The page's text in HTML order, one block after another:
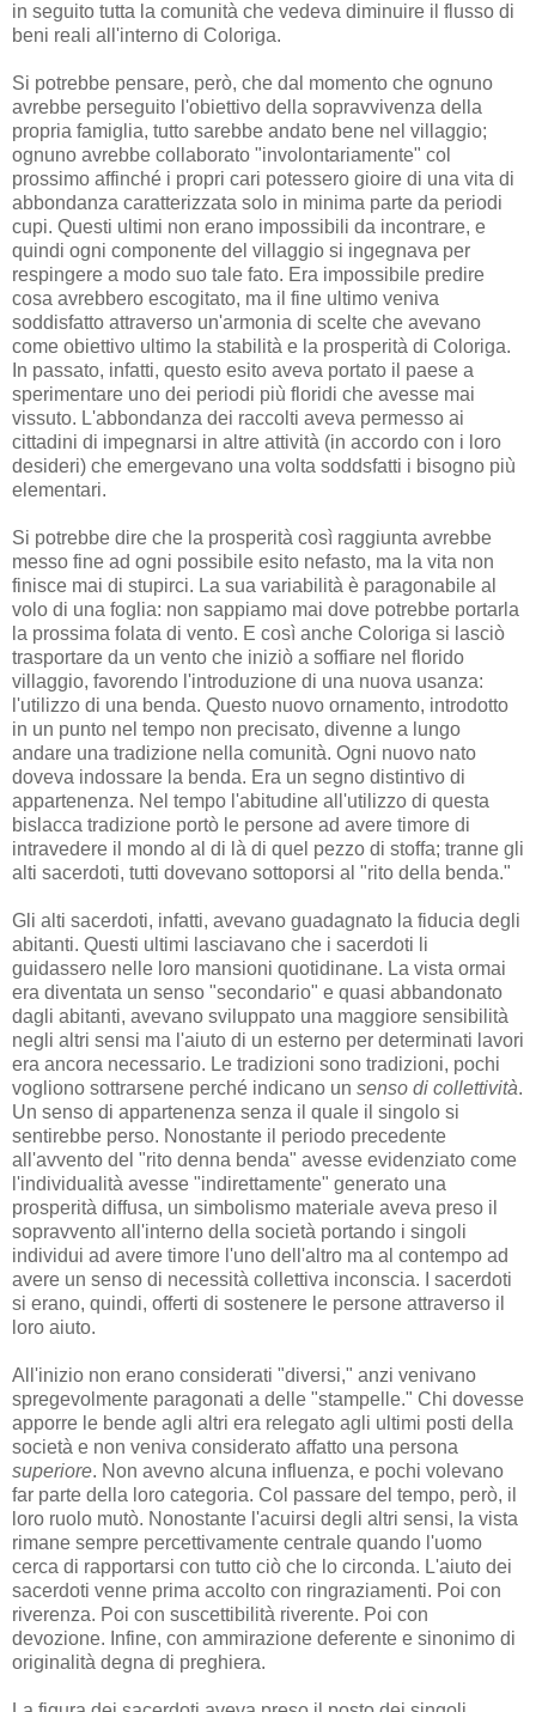
in seguito tutta la comunità che vedeva diminuire il flusso di
beni reali all'interno di Coloriga.
Si potrebbe pensare, però, che dal momento che ognuno
avrebbe perseguito l'obiettivo della sopravvivenza della
propria famiglia, tutto sarebbe andato bene nel villaggio;
ognuno avrebbe collaborato "involontariamente" col
prossimo affinché i propri cari potessero gioire di una vita di
abbondanza caratterizzata solo in minima parte da periodi
cupi. Questi ultimi non erano impossibili da incontrare, e
quindi ogni componente del villaggio si ingegnava per
respingere a modo suo tale fato. Era impossibile predire
cosa avrebbero escogitato, ma il fine ultimo veniva
soddisfatto attraverso un'armonia di scelte che avevano
come obiettivo ultimo la stabilità e la prosperità di Coloriga.
In passato, infatti, questo esito aveva portato il paese a
sperimentare uno dei periodi più floridi che avesse mai
vissuto. L'abbondanza dei raccolti aveva permesso ai
cittadini di impegnarsi in altre attività (in accordo con i loro
desideri) che emergevano una volta soddsfatti i bisogno più
elementari.
Si potrebbe dire che la prosperità così raggiunta avrebbe
messo fine ad ogni possibile esito nefasto, ma la vita non
finisce mai di stupirci. La sua variabilità è paragonabile al
volo di una foglia: non sappiamo mai dove potrebbe portarla
la prossima folata di vento. E così anche Coloriga si lasciò
trasportare da un vento che iniziò a soffiare nel florido
villaggio, favorendo l'introduzione di una nuova usanza:
l'utilizzo di una benda. Questo nuovo ornamento, introdotto
in un punto nel tempo non precisato, divenne a lungo
andare una tradizione nella comunità. Ogni nuovo nato
doveva indossare la benda. Era un segno distintivo di
appartenenza. Nel tempo l'abitudine all'utilizzo di questa
bislacca tradizione portò le persone ad avere timore di
intravedere il mondo al di là di quel pezzo di stoffa; tranne gli
alti sacerdoti, tutti dovevano sottoporsi al "rito della benda."
Gli alti sacerdoti, infatti, avevano guadagnato la fiducia degli
abitanti. Questi ultimi lasciavano che i sacerdoti li
guidassero nelle loro mansioni quotidinane. La vista ormai
era diventata un senso "secondario" e quasi abbandonato
dagli abitanti, avevano sviluppato una maggiore sensibilità
negli altri sensi ma l'aiuto di un esterno per determinati lavori
era ancora necessario. Le tradizioni sono tradizioni, pochi
vogliono sottrarsene perché indicano un senso di collettività.
Un senso di appartenenza senza il quale il singolo si
sentirebbe perso. Nonostante il periodo precedente
all'avvento del "rito denna benda" avesse evidenziato come
l'individualità avesse "indirettamente" generato una
prosperità diffusa, un simbolismo materiale aveva preso il
sopravvento all'interno della società portando i singoli
individui ad avere timore l'uno dell'altro ma al contempo ad
avere un senso di necessità collettiva inconscia. I sacerdoti
si erano, quindi, offerti di sostenere le persone attraverso il
loro aiuto.
All'inizio non erano considerati "diversi," anzi venivano
spregevolmente paragonati a delle "stampelle." Chi dovesse
apporre le bende agli altri era relegato agli ultimi posti della
società e non veniva considerato affatto una persona
superiore. Non avevno alcuna influenza, e pochi volevano
far parte della loro categoria. Col passare del tempo, però, il
loro ruolo mutò. Nonostante l'acuirsi degli altri sensi, la vista
rimane sempre percettivamente centrale quando l'uomo
cerca di rapportarsi con tutto ciò che lo circonda. L'aiuto dei
sacerdoti venne prima accolto con ringraziamenti. Poi con
riverenza. Poi con suscettibilità riverente. Poi con
devozione. Infine, con ammirazione deferente e sinonimo di
originalità degna di preghiera.